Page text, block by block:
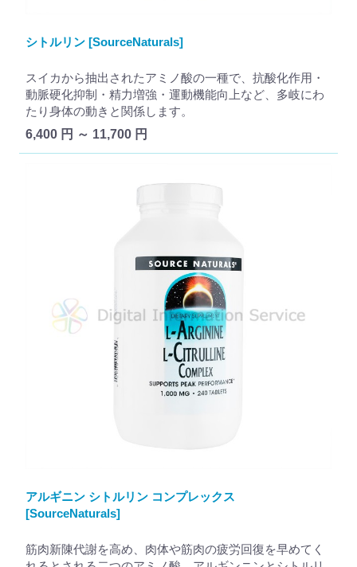
シトルリン [SourceNaturals]
スイカから抽出されたアミノ酸の一種で、抗酸化作用・
動脈硬化抑制・精力増強・運動機能向上など、多岐にわ
たり身体の動きと関係します。
6,400 円 ～ 11,700 円
アルギニン シトルリン コンプレックス
[SourceNaturals]
筋肉新陳代謝を高め、肉体や筋肉の疲労回復を早めてく